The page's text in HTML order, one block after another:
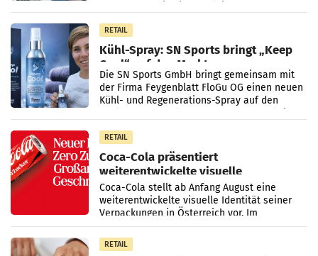
RETAIL
Kühl-Spray: SN Sports bringt „Keep
Cool“ auf den Markt
Die SN Sports GmbH bringt gemeinsam mit
der Firma Feygenblatt FloGu OG einen neuen
Kühl- und Regenerations-Spray auf den
RETAIL
Coca-Cola präsentiert
weiterentwickelte visuelle
Markenidentität
Coca-Cola stellt ab Anfang August eine
weiterentwickelte visuelle Identität seiner
Verpackungen in Österreich vor. Im
Mittelpunkt des Redesigns stehen zentrale
Gestaltungselemente
RETAIL